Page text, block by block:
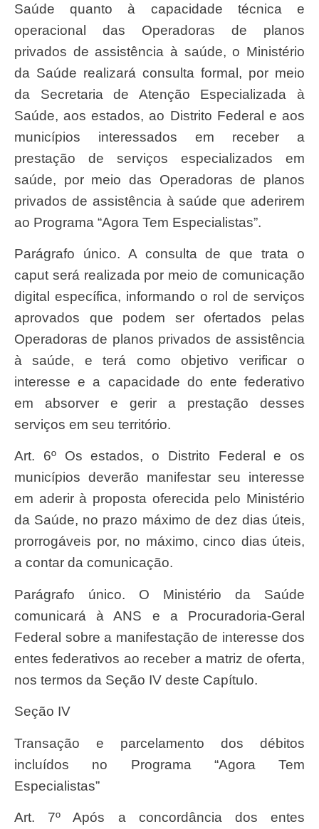
Saúde quanto à capacidade técnica e
operacional das Operadoras de planos
privados de assistência à saúde, o Ministério
da Saúde realizará consulta formal, por meio
da Secretaria de Atenção Especializada à
Saúde, aos estados, ao Distrito Federal e aos
municípios interessados em receber a
prestação de serviços especializados em
saúde, por meio das Operadoras de planos
privados de assistência à saúde que aderirem
ao Programa “Agora Tem Especialistas”.
Parágrafo único. A consulta de que trata o
caput será realizada por meio de comunicação
digital específica, informando o rol de serviços
aprovados que podem ser ofertados pelas
Operadoras de planos privados de assistência
à saúde, e terá como objetivo verificar o
interesse e a capacidade do ente federativo
em absorver e gerir a prestação desses
serviços em seu território.
Art. 6º Os estados, o Distrito Federal e os
municípios deverão manifestar seu interesse
em aderir à proposta oferecida pelo Ministério
da Saúde, no prazo máximo de dez dias úteis,
prorrogáveis por, no máximo, cinco dias úteis,
a contar da comunicação.
Parágrafo único. O Ministério da Saúde
comunicará à ANS e a Procuradoria-Geral
Federal sobre a manifestação de interesse dos
entes federativos ao receber a matriz de oferta,
nos termos da Seção IV deste Capítulo.
Seção IV
Transação e parcelamento dos débitos
incluídos no Programa “Agora Tem
Especialistas”
Art. 7º Após a concordância dos entes